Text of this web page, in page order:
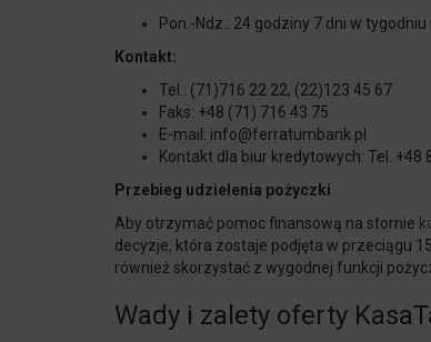
Pon.-Ndz .: 24 godziny 7 dni w tygodniu
Kontakt:
Tel.: (71)716 22 22, (22)123 45 67
Faks: +48 (71) 716 43 75
E-mail: info@ferratumbank .pl
Kontakt dla biur kredytowych: Tel. +48
Przebieg udzielenia pożyczki
Aby otrzymać pomoc finansową na stornie
decyzje, która zostaje podjęta w przeciągu
również skorzystać z wygodnej funkcji
Wady i zalety oferty